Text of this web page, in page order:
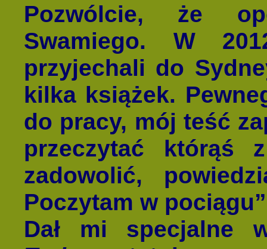
Pozwólcie, że
Swamiego. W
przyjechali do
kilka książek.
do pracy, mój teść
przeczytać którąś
zadowolić,
Poczytam w
Dał mi specjalne